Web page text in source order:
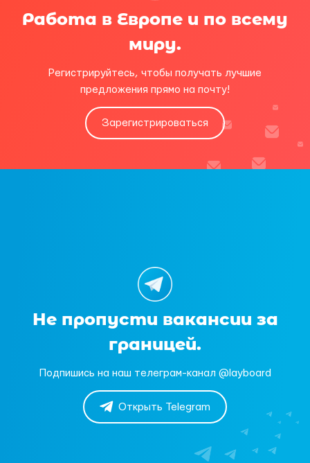
Работа в Европе и по всему
миру.
Регистрируйтесь, чтобы получать лучшие
предложения прямо на почту!
Зарегистрироваться
Не пропусти вакансии за
границей.
Подпишись на наш телеграм-канал @layboard
Открыть Telegram